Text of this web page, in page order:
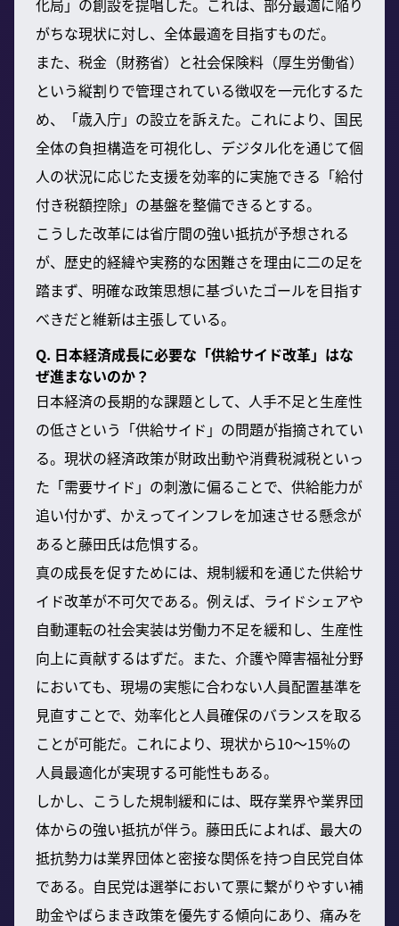
がちな現状に対し、全体最適を目指すものだ。
また、税金（財務省）と社会保険料（厚生労働省）
という縦割りで管理されている徴収を一元化するた
め、「歳入庁」の設立を訴えた。これにより、国民
全体の負担構造を可視化し、デジタル化を通じて個
人の状況に応じた支援を効率的に実施できる「給付
付き税額控除」の基盤を整備できるとする。
こうした改革には省庁間の強い抵抗が予想される
が、歴史的経緯や実務的な困難さを理由に二の足を
踏まず、明確な政策思想に基づいたゴールを目指す
べきだと維新は主張している。
Q. 日本経済成長に必要な「供給サイド改革」はな
ぜ進まないのか？
日本経済の長期的な課題として、人手不足と生産性
の低さという「供給サイド」の問題が指摘されてい
る。現状の経済政策が財政出動や消費税減税といっ
た「需要サイド」の刺激に偏ることで、供給能力が
追い付かず、かえってインフレを加速させる懸念が
あると藤田氏は危惧する。
真の成長を促すためには、規制緩和を通じた供給サ
イド改革が不可欠である。例えば、ライドシェアや
自動運転の社会実装は労働力不足を緩和し、生産性
向上に貢献するはずだ。また、介護や障害福祉分野
においても、現場の実態に合わない人員配置基準を
見直すことで、効率化と人員確保のバランスを取る
ことが可能だ。これにより、現状から10〜15%の
人員最適化が実現する可能性もある。
しかし、こうした規制緩和には、既存業界や業界団
体からの強い抵抗が伴う。藤田氏によれば、最大の
抵抗勢力は業界団体と密接な関係を持つ自民党自体
である。自民党は選挙において票に繋がりやすい補
助金やばらまき政策を優先する傾向にあり、痛みを